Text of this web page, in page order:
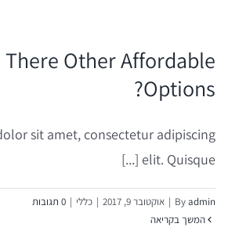
השקעות נדל"ן בספרד
There Other Affordable
Options?
sit amet, consectetur adipiscing
elit. Quisque [...]
Byadmin
| אוקטובר 9, 2017 | כללי | 0 תגובות
המשך בקריאה